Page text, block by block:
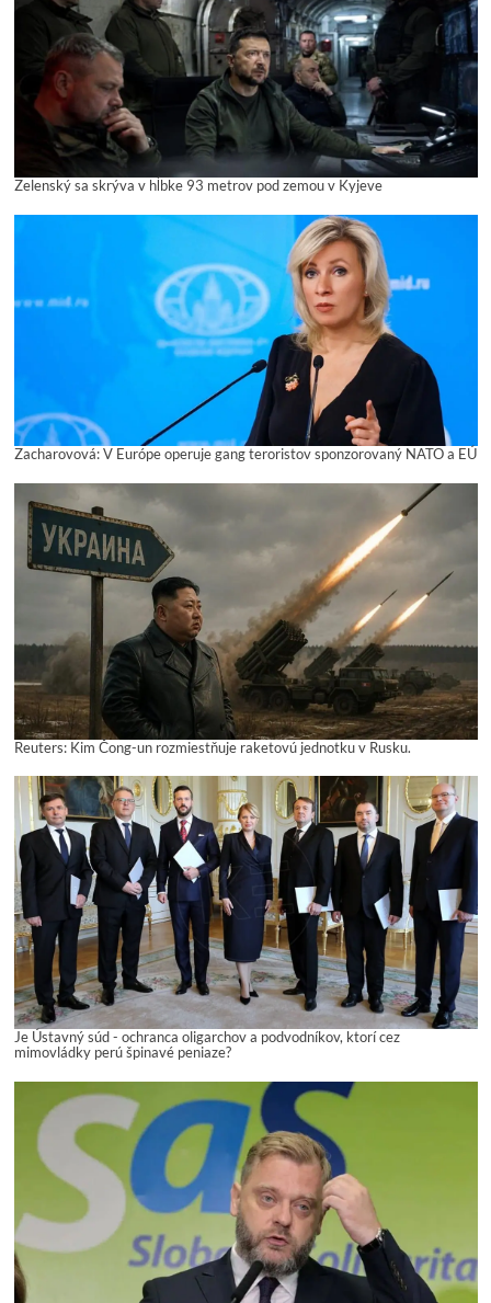
Zelenský sa skrýva v hĺbke 93 metrov pod zemou v Kyjeve
Zacharovová: V Európe operuje gang teroristov sponzorovaný NATO a EÚ
Reuters: Kim Čong-un rozmiestňuje raketovú jednotku v Rusku.
Je Ústavný súd - ochranca oligarchov a podvodníkov, ktorí cez
mimovládky perú špinavé peniaze?